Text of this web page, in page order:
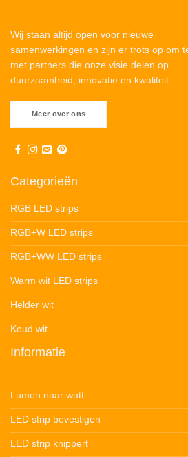
Wij staan altijd open voor nieuwe
samenwerkingen en zijn er trots op om
met partners die onze visie delen op
duurzaamheid, innovatie en kwaliteit.
Meer over ons
Categorieën
RGB LED strips
RGB+W LED strips
RGB+WW LED strips
Warm wit LED strips
Helder wit
Koud wit
Informatie
Lumen naar watt
LED strip bevestigen
LED strip knippert